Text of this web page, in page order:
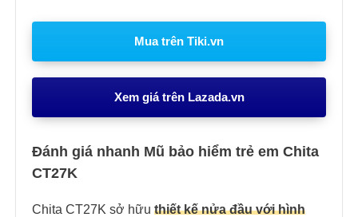
Mua trên Tiki.vn
Xem giá trên Lazada.vn
Đánh giá nhanh Mũ bảo hiểm trẻ em Chita
CT27K
Chita CT27K sở hữu thiết kế nửa đầu với hình